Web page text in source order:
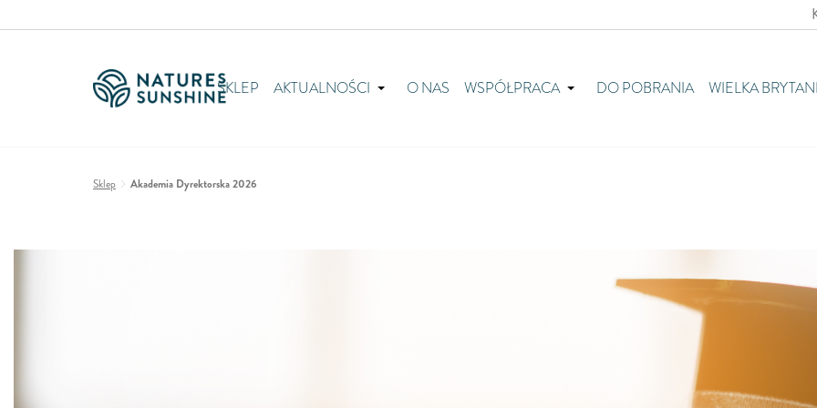
SKLEP AKTUALNOŚCI O NAS WSPÓŁPRACA DO POBRANIA WIELKA BRYTANIA
Sklep Akademia Dyrektorska 2026